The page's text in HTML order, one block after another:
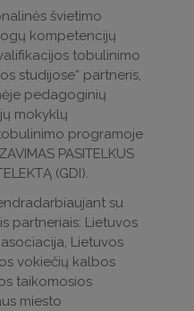
švietimo
kompetencijų
tobulinimo
studijose“ partneris,
pedagoginių
mokyklų
programoje
PASITELKUS
(GDI).
su
partneriais: Lietuvos
Lietuvos
vokiečių kalbos
taikomosios
miesto